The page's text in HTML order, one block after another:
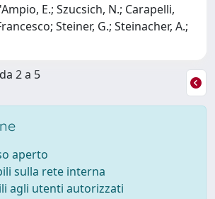
E.; Szucsich, N.; Carapelli,
Steiner, G.; Steinacher, A.;
2 a 5
aperto
sulla rete interna
agli utenti autorizzati